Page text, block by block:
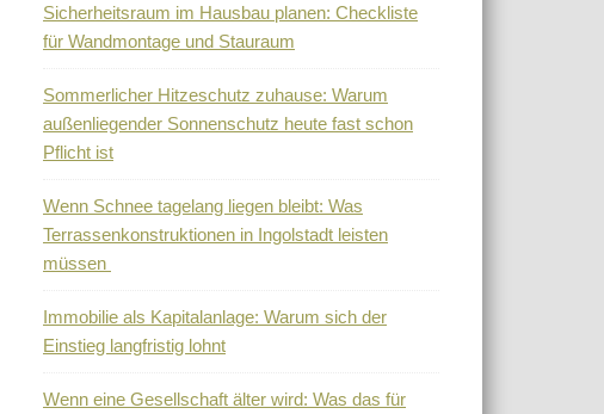
Sicherheitsraum im Hausbau planen: Checkliste
für Wandmontage und Stauraum
Sommerlicher Hitzeschutz zuhause: Warum
außenliegender Sonnenschutz heute fast schon
Pflicht ist
Wenn Schnee tagelang liegen bleibt: Was
Terrassenkonstruktionen in Ingolstadt leisten
müssen
Immobilie als Kapitalanlage: Warum sich der
Einstieg langfristig lohnt
Wenn eine Gesellschaft älter wird: Was das für